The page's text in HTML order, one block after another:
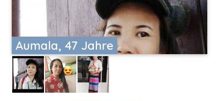
Aumala, 47 Jahre